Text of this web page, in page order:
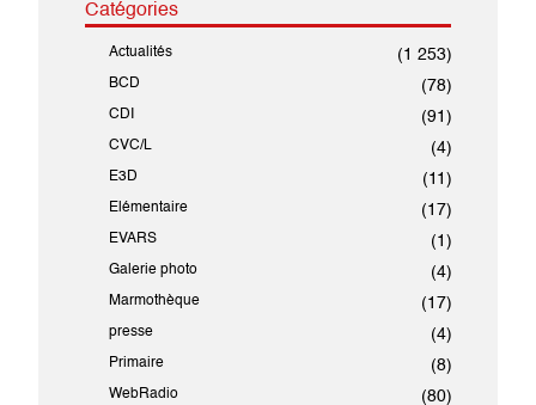
Catégories
Actualités (1 253)
BCD (78)
CDI (91)
CVC/L (4)
E3D (11)
Elémentaire (17)
EVARS (1)
Galerie photo (4)
Marmothèque (17)
presse (4)
Primaire (8)
WebRadio (80)